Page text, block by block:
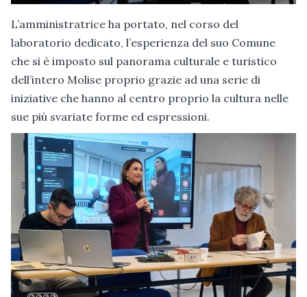
L’amministratrice ha portato, nel corso del
laboratorio dedicato, l’esperienza del suo Comune
che si è imposto sul panorama culturale e turistico
dell’intero Molise proprio grazie ad una serie di
iniziative che hanno al centro proprio la cultura nelle
sue più svariate forme ed espressioni.